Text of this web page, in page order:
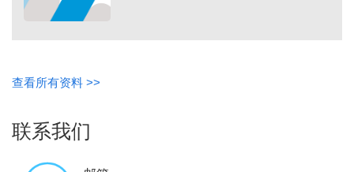
查看所有资料 >>
联系我们